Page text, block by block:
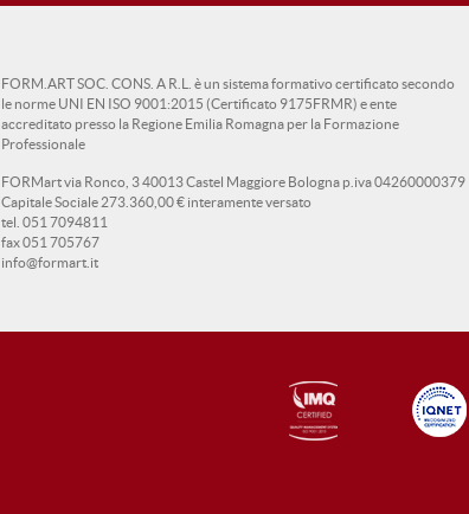
FORM.ART SOC. CONS. A R.L. è un sistema formativo certificato secondo
le norme UNI EN ISO 9001:2015 (Certificato 9175FRMR) e ente
accreditato presso la Regione Emilia Romagna per la Formazione
Professionale
FORMart via Ronco, 3 40013 Castel Maggiore Bologna p.iva 04260000379
Capitale Sociale 273.360,00 € interamente versato
tel. 051 7094811
fax 051 705767
info@formart.it